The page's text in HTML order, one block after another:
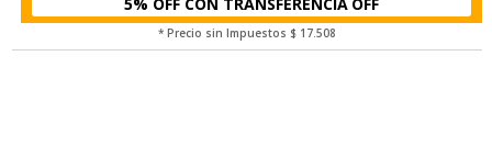
* Precio sin Impuestos $ 17.508